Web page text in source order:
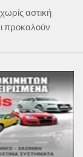
αστική
προκαλούν